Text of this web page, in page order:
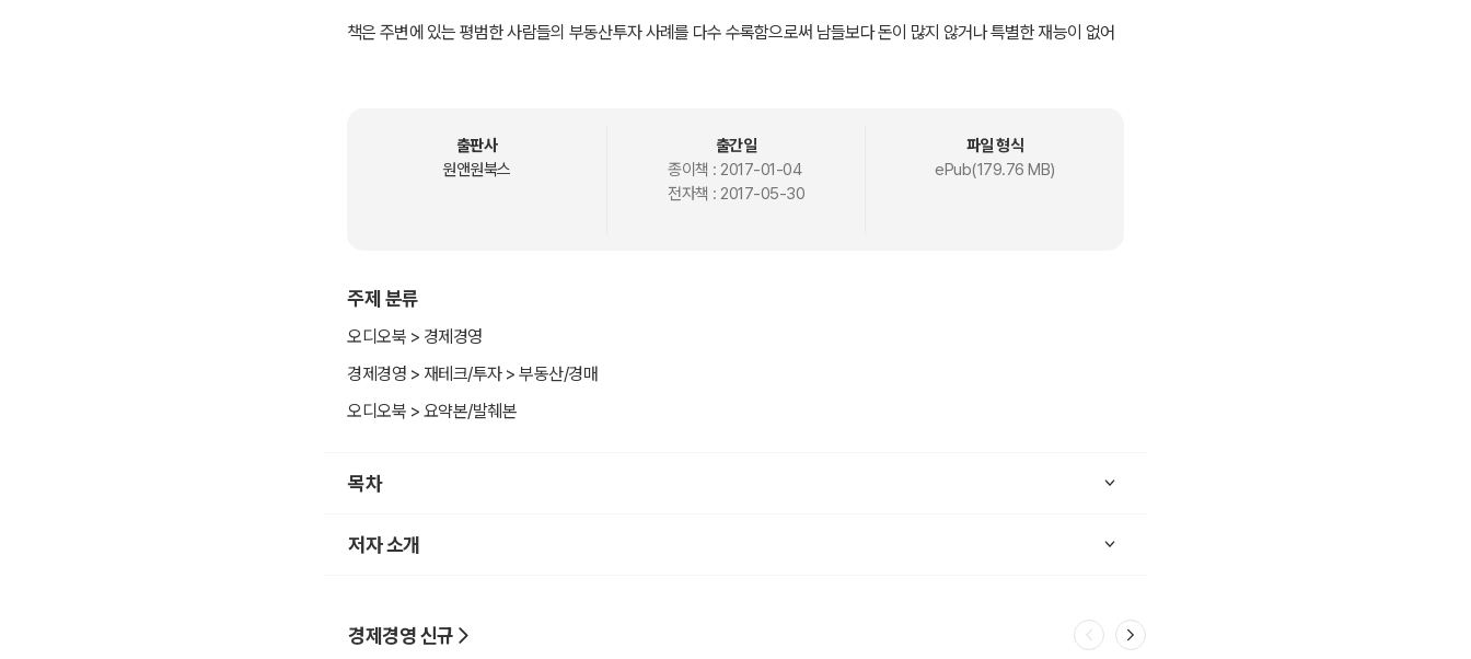
책은 주변에 있는 평범한 사람들의 부동산투자 사례를 다수 수록함으로써 남들보다 돈이 많지 않거나 특별한 재능이 없어
저자는 현재 1~2인 가구의 증가와 전셋값 폭등, 그리고 중·대형 부동산투자에 비해 상대적으로 초기 자본금의 부담이 적은
점 등을 이유로 월세와 소형 부동산에 투자해야 한다고 역설한다. 더불어 여러 가지 이유로 마음속으로만 다짐하고 가만히
있기보다는 몸으로 실천하는 것이 중요하다고 조언한다. 지금부터 이 책을 통해 은퇴 후에도 꼬박꼬박 월급을 받을 수 있는
출판사
원앤원북스
출간일
종이책 : 2017-01-04
전자책 : 2017-05-30
파일 형식
ePub(179.76 MB)
주제 분류
오디오북 > 경제경영
경제경영 > 재테크/투자 > 부동산/경매
오디오북 > 요약본/발췌본
목차
저자 소개
경제경영 신규